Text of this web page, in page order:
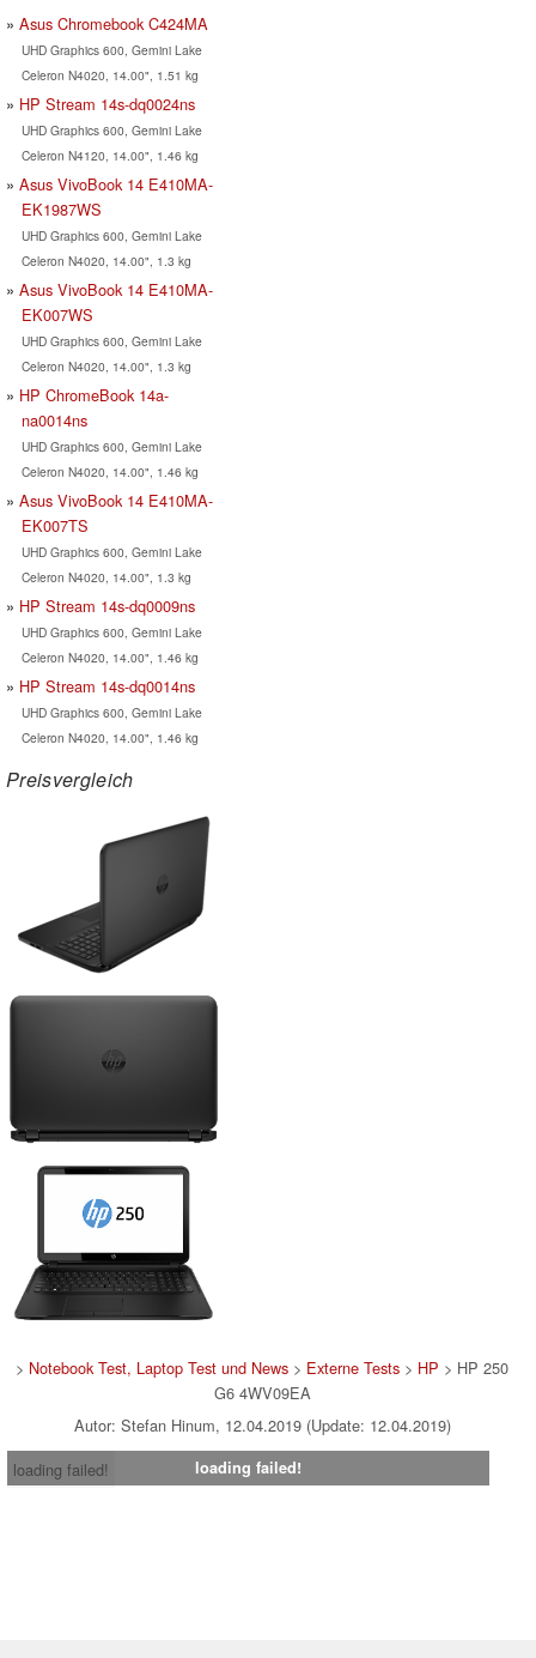
Asus Chromebook C424MA
UHD Graphics 600, Gemini Lake
Celeron N4020, 14.00", 1.51 kg
HP Stream 14s-dq0024ns
UHD Graphics 600, Gemini Lake
Celeron N4120, 14.00", 1.46 kg
Asus VivoBook 14 E410MA-
EK1987WS
UHD Graphics 600, Gemini Lake
Celeron N4020, 14.00", 1.3 kg
Asus VivoBook 14 E410MA-
EK007WS
UHD Graphics 600, Gemini Lake
Celeron N4020, 14.00", 1.3 kg
HP ChromeBook 14a-
na0014ns
UHD Graphics 600, Gemini Lake
Celeron N4020, 14.00", 1.46 kg
Asus VivoBook 14 E410MA-
EK007TS
UHD Graphics 600, Gemini Lake
Celeron N4020, 14.00", 1.3 kg
HP Stream 14s-dq0009ns
UHD Graphics 600, Gemini Lake
Celeron N4020, 14.00", 1.46 kg
HP Stream 14s-dq0014ns
UHD Graphics 600, Gemini Lake
Celeron N4020, 14.00", 1.46 kg
Preisvergleich
> Notebook Test, Laptop Test und News > Externe Tests > HP > HP 250
G6 4WV09EA
Autor: Stefan Hinum, 12.04.2019 (Update: 12.04.2019)
loading failed!
loading failed!